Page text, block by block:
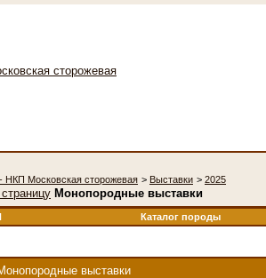
НКП Московская сторожевая > Выставки > 2025
Монопородные выставки
Каталог породы
выставки